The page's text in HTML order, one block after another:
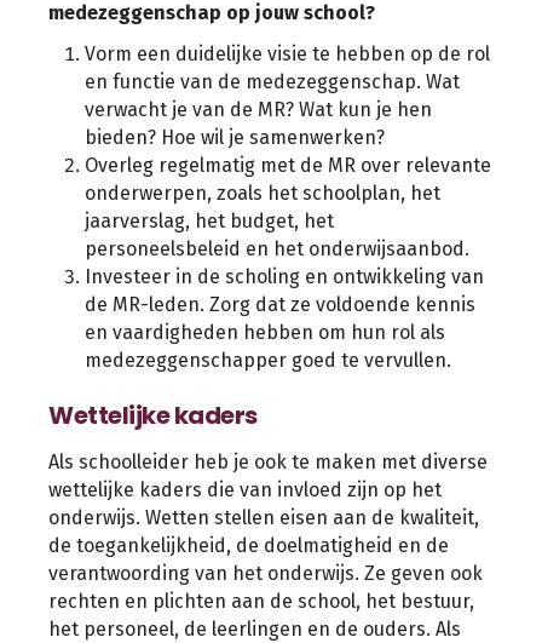
medezeggenschap op jouw school?
Vorm een duidelijke visie te hebben op de rol
en functie van de medezeggenschap. Wat
verwacht je van de MR? Wat kun je hen
bieden? Hoe wil je samenwerken?
Overleg regelmatig met de MR over relevante
onderwerpen, zoals het schoolplan, het
jaarverslag, het budget, het
personeelsbeleid en het onderwijsaanbod.
Investeer in de scholing en ontwikkeling van
de MR-leden. Zorg dat ze voldoende kennis
en vaardigheden hebben om hun rol als
medezeggenschapper goed te vervullen.
Wettelijke kaders
Als schoolleider heb je ook te maken met diverse
wettelijke kaders die van invloed zijn op het
onderwijs. Wetten stellen eisen aan de kwaliteit,
de toegankelijkheid, de doelmatigheid en de
verantwoording van het onderwijs. Ze geven ook
rechten en plichten aan de school, het bestuur,
het personeel, de leerlingen en de ouders. Als